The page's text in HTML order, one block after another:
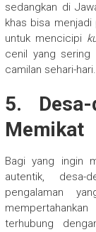
sedangkan di
khas bisa
untuk mencicipi
cenil yang sering
camilan sehari-hari.
5.
Memikat
Bagi yang ingin
autentik, desa-
pengalaman
terhubung